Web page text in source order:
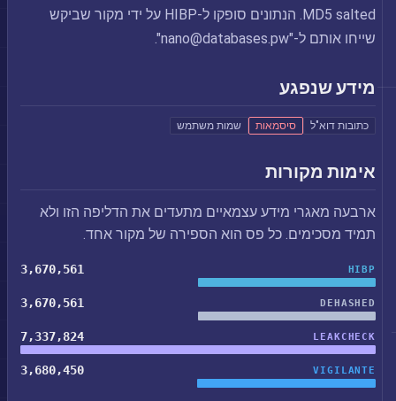
MD5 salted. הנתונים סופקו ל-HIBP על ידי מקור שביקש
שייחו אותם ל-"nano@databases.pw
".
מידע שנפגע
כתובות דוא"ל סיסמאות שמות משתמש
אימות מקורות
ארבעה מאגרי מידע עצמאיים מתעדים את הדליפה הזו ולא
תמיד מסכימים. כל פס הוא הספירה של מקור אחד.
HIBP
3,670,561
DEHASHED
3,670,561
LEAKCHECK
7,337,824
VIGILANTE
3,680,450